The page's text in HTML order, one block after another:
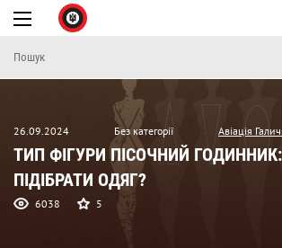
26.09.2024 Без категорії Авіація
ТИП ФІГУРИ ПІСОЧНИЙ
ПІДІБРАТИ ОДЯГ?
6038 5